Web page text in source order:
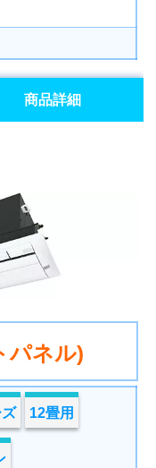
商品詳細
パネル)
12畳用